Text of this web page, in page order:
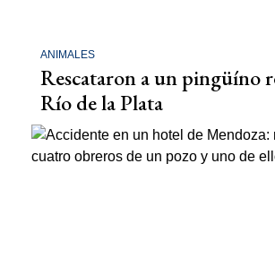
ANIMALES
Rescataron a un pingüíno
Río de la Plata